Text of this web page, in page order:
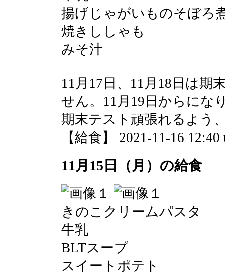
揚げじゃがいものそぼろ
焼きししゃも
みそ汁
11月17日、11月18日は期
せん。11月19日からにな
期末テスト頑張れるよう
【給食】 2021-11-16 12:40
11月15日（月）の給食
きのこクリームパスタ
牛乳
BLTスープ
スイートポテト